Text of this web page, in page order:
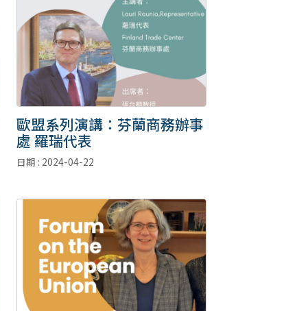
歐盟系列演講：芬蘭商務辦事
處 羅瑞代表
日期 : 2024-04-22